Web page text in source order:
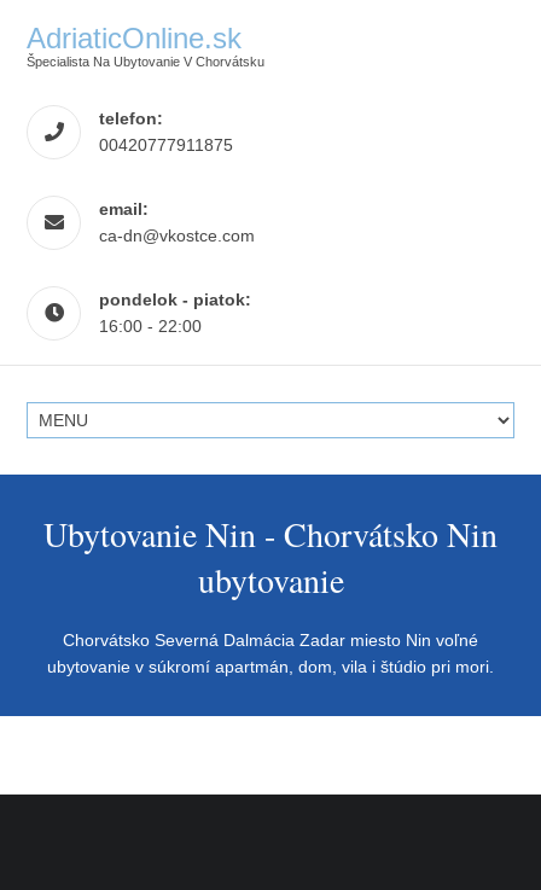
AdriaticOnline.sk
Špecialista Na Ubytovanie V Chorvátsku
telefon:
00420777911875
email:
ca-dn@vkostce.com
pondelok - piatok:
16:00 - 22:00
Ubytovanie Nin - Chorvátsko Nin
ubytovanie
Chorvátsko Severná Dalmácia Zadar miesto Nin voľné
ubytovanie v súkromí apartmán, dom, vila i štúdio pri mori.